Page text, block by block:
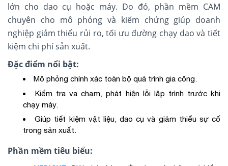
lớn cho dao cụ hoặc máy. Do đó, phần mềm CAM
chuyên cho mô phỏng và kiểm chứng giúp doanh
nghiệp giảm thiểu rủi ro, tối ưu đường chạy dao và tiết
kiệm chi phí sản xuất.
Đặc điểm nổi bật:
Mô phỏng chính xác toàn bộ quá trình gia công.
Kiểm tra va chạm, phát hiện lỗi lập trình trước khi
chạy máy.
Giúp tiết kiệm vật liệu, dao cụ và giảm thiểu sự cố
trong sản xuất.
Phần mềm tiêu biểu: